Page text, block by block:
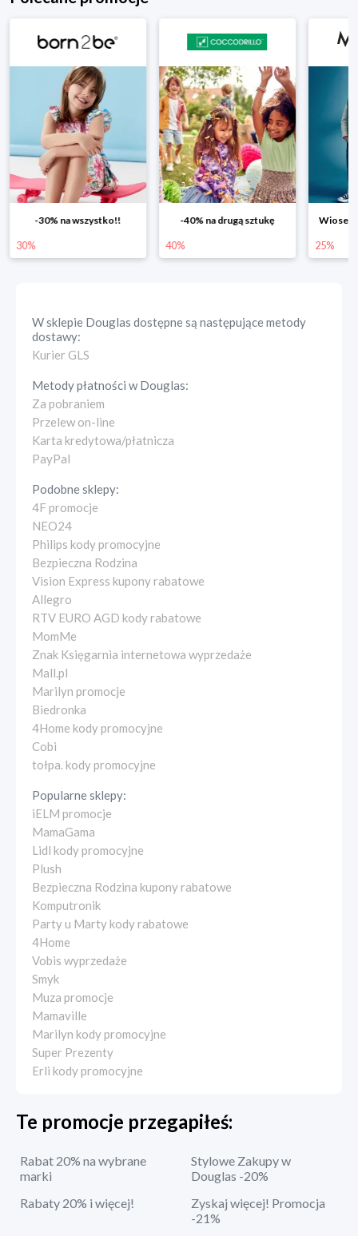
-30% na wszystko!!
30%
-40% na drugą sztukę
40% 25%
W sklepie Douglas dostępne są następujące metody
dostawy:
Kurier GLS
Metody płatności wDouglas:
Za pobraniem
Przelew on-line
Karta kredytowa/płatnicza
PayPal
Podobne sklepy:
4F promocje
NEO24
Philips kody promocyjne
Bezpieczna Rodzina
Vision Express kupony rabatowe
Allegro
RTV EURO AGD kody rabatowe
MomMe
Znak Księgarnia internetowa wyprzedaże
Mall.pl
Marilyn promocje
Biedronka
4Home kody promocyjne
Cobi
tołpa. kody promocyjne
Popularne sklepy:
iELM promocje
MamaGama
Lidl kody promocyjne
Plush
Bezpieczna Rodzina kupony rabatowe
Komputronik
Party u Marty kody rabatowe
4Home
Vobis wyprzedaże
Smyk
Muza promocje
Mamaville
Marilyn kody promocyjne
Super Prezenty
Erli kody promocyjne
Te promocje przegapiłeś:
Rabat 20% na wybrane
marki
Stylowe Zakupy w
Douglas -20%
Rabaty 20% i więcej!
Zyskaj więcej! Promocja
-21%